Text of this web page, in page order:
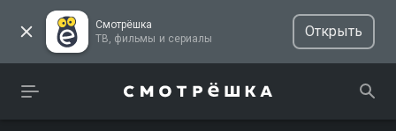
Смотрёшка
ТВ, фильмы и сериалы
Открыть